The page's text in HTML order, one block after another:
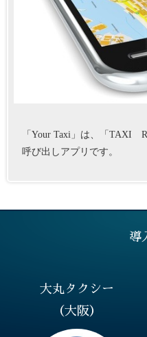
「Your Taxi」は、「TAXI
呼び出しアプリです。
導
大丸タクシー
（大阪）